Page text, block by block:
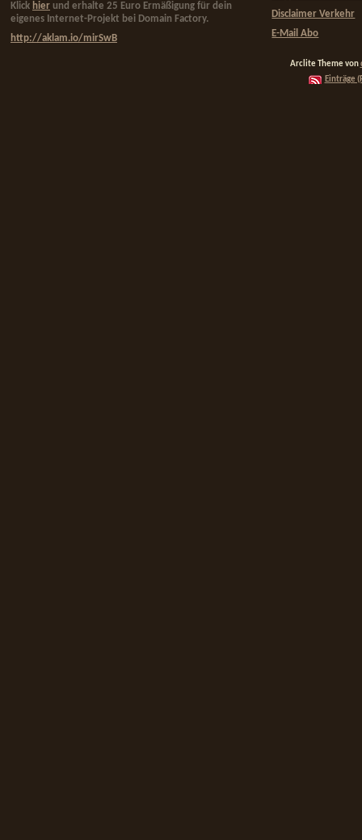
Klick hier und erhalte 25 Euro Ermäßigung für dein
eigenes Internet-Projekt bei Domain Factory.
http://aklam.io/mirSwB
Disclaimer Verkehr
E-Mail Abo
Arclite Theme von
Einträge